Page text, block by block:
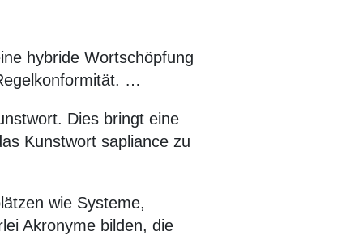
hybride Wortschöpfung
…
Dies bringt eine
Kunstwort sapliance zu
wie Systeme,
Akronyme bilden, die